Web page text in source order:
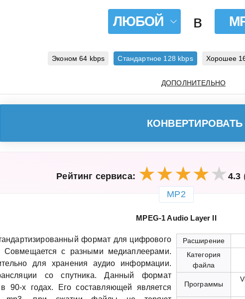
ЛЮБОЙ в
Эконом 64 kbps Стандартное 128 kbps Хорошее
ДОПОЛНИТЕЛЬНО
КОНВЕРТИРОВАТЬ
Рейтинг сервиса: 4.3
MP2
MPEG-1 Audio Layer II
Расширение
Категория
файла
Программы
формат для цифрового
Совмещается с разными медиаплеерами.
для хранения аудио информации.
со спутника. Данный формат
90-х годах. Его составляющей является